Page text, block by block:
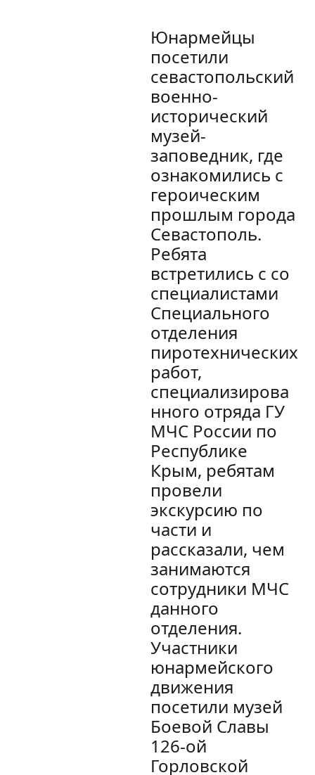
Юнармейцы
посетили
севастопольский
военно-
исторический
музей-
заповедник, где
ознакомились с
героическим
прошлым города
Севастополь.
Ребята
встретились с со
специалистами
Специального
отделения
пиротехнических
работ,
специализирова
нного отряда ГУ
МЧС России по
Республике
Крым, ребятам
провели
экскурсию по
части и
рассказали, чем
занимаются
сотрудники МЧС
данного
отделения.
Участники
юнармейского
движения
посетили музей
Боевой Славы
126-ой
Горловской